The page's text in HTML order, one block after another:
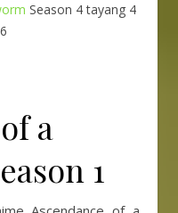
Season 4 tayang 4
a
1